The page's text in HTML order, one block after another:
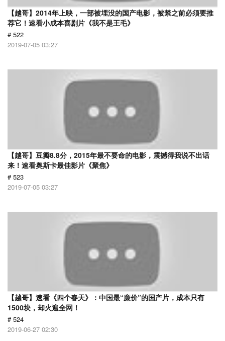
【越哥】2014年上映，一部被埋没的国产电影，被禁之前必须要推
荐它！速看小成本喜剧片《我不是王毛》
# 522
2019-07-05 03:27
【越哥】豆瓣8.8分，2015年最不要命的电影，震撼得我说不出话
来！速看奥斯卡最佳影片《聚焦》
# 523
2019-07-05 03:27
【越哥】速看《四个春天》：中国最“廉价”的国产片，成本只有
1500块，却火遍全网！
# 524
2019-06-27 02:30